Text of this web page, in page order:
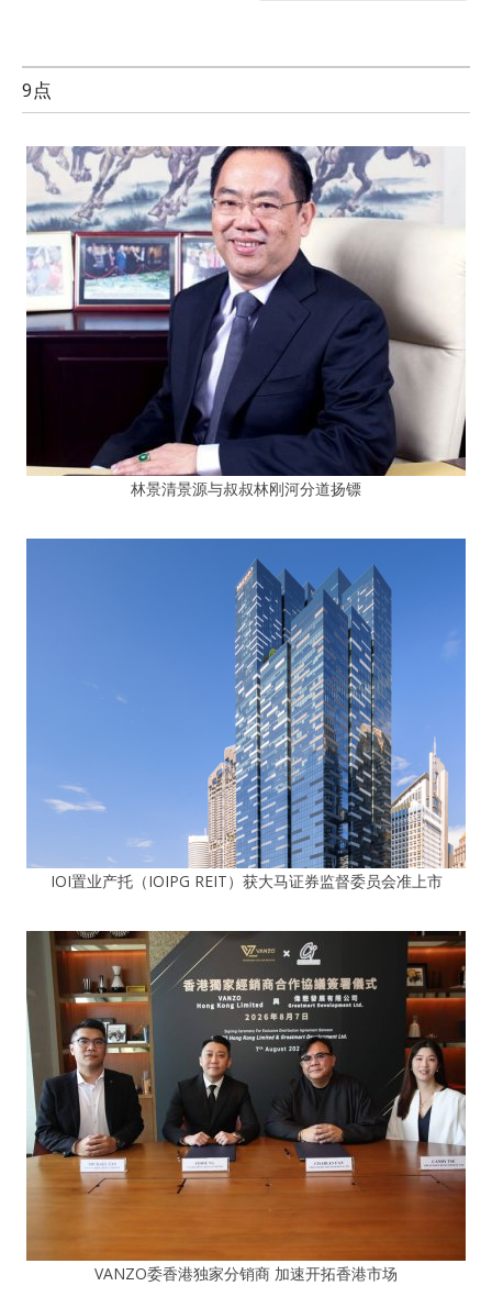
9点
林景清景源与叔叔林刚河分道扬镖
IOI置业产托（IOIPG REIT）获大马证券监督委员会准上市
VANZO委香港独家分销商 加速开拓香港市场